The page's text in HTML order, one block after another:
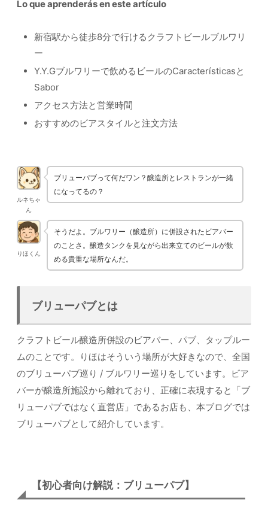
Lo que aprenderás en este artículo
新宿駅から徒歩8分で行けるクラフトビールブルワリ
ー
Y.Y.Gブルワリーで飲めるビールのCaracterísticasと
Sabor
アクセス方法と営業時間
おすすめのビアスタイルと注文方法
ルネちゃ
ん
ブリューパブって何だワン？醸造所とレストランが一緒
になってるの？
りほくん
そうだよ。ブルワリー（醸造所）に併設されたビアバー
のことさ。醸造タンクを見ながら出来立てのビールが飲
める貴重な場所なんだ。
ブリューパブとは
クラフトビール醸造所併設のビアバー、パブ、タップルー
ムのことです。りほはそういう場所が大好きなので、全国
のブリューパブ巡り / ブルワリー巡りをしています。ビア
バーが醸造所施設から離れており、正確に表現すると「ブ
リューパブではなく直営店」であるお店も、本ブログでは
ブリューパブとして紹介しています。
【初心者向け解説：ブリューパブ】